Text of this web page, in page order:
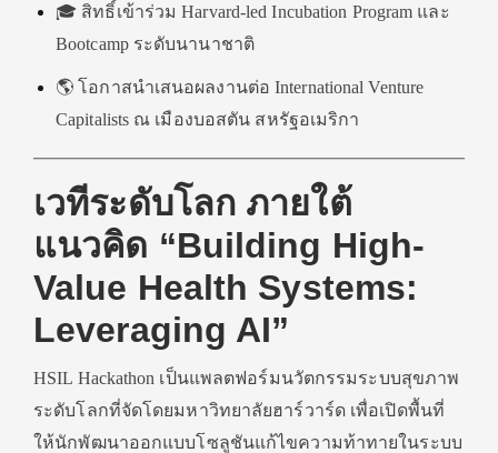
🎓 สิทธิ์เข้าร่วม Harvard-led Incubation Program และ
Bootcamp ระดับนานาชาติ
🌎 โอกาสนำเสนอผลงานต่อ International Venture
Capitalists ณ เมืองบอสตัน สหรัฐอเมริกา
เวทีระดับโลก ภายใต้
แนวคิด “Building High-
Value Health Systems:
Leveraging AI”
HSIL Hackathon เป็นแพลตฟอร์มนวัตกรรมระบบสุขภาพ
ระดับโลกที่จัดโดยมหาวิทยาลัยฮาร์วาร์ด เพื่อเปิดพื้นที่
ให้นักพัฒนาออกแบบโซลูชันแก้ไขความท้าทายในระบบ